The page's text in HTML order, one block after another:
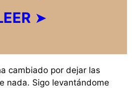
➤
cambiado por dejar las
nada. Sigo levantándome